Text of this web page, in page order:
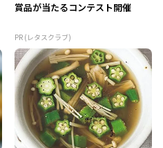
賞品が当たるコンテスト開催
PR (レタスクラブ)